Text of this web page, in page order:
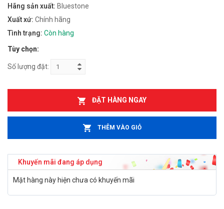
Hãng sản xuất: Bluestone
Xuất xứ: Chính hãng
Tình trạng: Còn hàng
Tùy chọn:
Số lượng đặt:
ĐẶT HÀNG NGAY
THÊM VÀO GIỎ
Khuyến mãi đang áp dụng
Mặt hàng này hiện chưa có khuyến mãi